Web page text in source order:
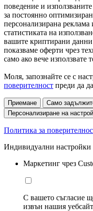
поведение и
за постоянно
персонализирана реклама
статистиката на
вашите криптирани
показваме оферти чрез
само ако вече използвате
Моля, запознайте се с
поверителност преди да
Приемане
Само
Персонализиране на
Политика за
Индивидуални настройки
Маркетинг чрез
С вашето съгласие
извън нашия